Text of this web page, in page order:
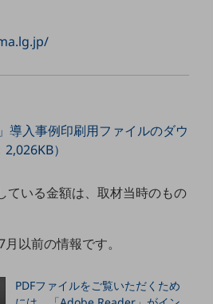
導入事例印刷用ファイルのダウ
）
ている金額は、取材当時のもの
以前の情報です。
PDFファイルをご覧いただくため